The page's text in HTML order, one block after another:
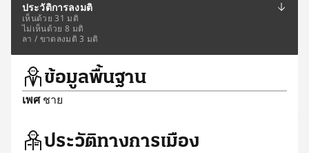
ประวัติการลงมติ
เห็นด้วย 31 มติ
ไม่เห็นด้วย 8 มติ
ลา / ขาดลงมติ 3 มติ
ข้อมูลพื้นฐาน
เพศชาย
ประวัติทางการเมือง